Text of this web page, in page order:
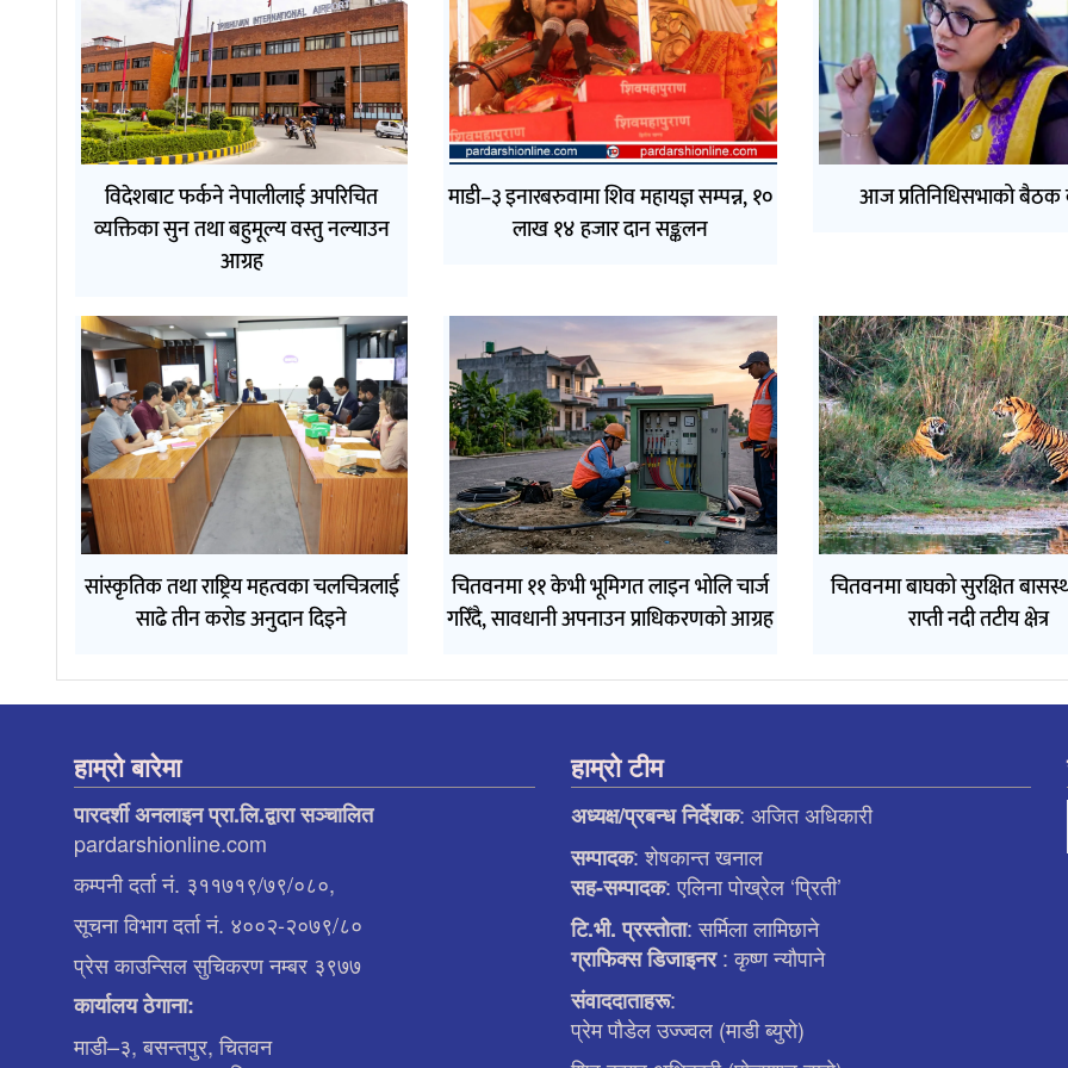
विदेशबाट फर्कने नेपालीलाई अपरिचित
व्यक्तिका सुन तथा बहुमूल्य वस्तु नल्याउन
आग्रह
माडी–३ इनारबरुवामा शिव महायज्ञ सम्पन्न, १०
लाख १४ हजार दान सङ्कलन
आज प्रतिनिधिसभाको बैठक
सांस्कृतिक तथा राष्ट्रिय महत्वका चलचित्रलाई
साढे तीन करोड अनुदान दिइने
चितवनमा ११ केभी भूमिगत लाइन भोलि चार्ज
गरिँदै, सावधानी अपनाउन प्राधिकरणको आग्रह
चितवनमा बाघको सुरक्षित
राप्ती नदी तटीय क्षेत्र
हाम्रो बारेमा
पारदर्शी अनलाइन प्रा.लि.द्वारा सञ्चालित
pardarshionline.com
कम्पनी दर्ता नं. ३११७१९/७९/०८०,
सूचना विभाग दर्ता नं. ४००२-२०७९/८०
प्रेस काउन्सिल सुचिकरण नम्बर ३९७७
कार्यालय ठेगाना:
माडी–३, बसन्तपुर, चितवन
हाम्रो टीम
अध्यक्ष/प्रबन्ध निर्देशक: अजित अधिकारी
सम्पादक: शेषकान्त खनाल
सह-सम्पादक: एलिना पाेख्रेल ‘प्रिती’
टि.भी. प्रस्ताेता: सर्मिला लामिछाने
ग्राफिक्स डिजाइनर: कृष्ण न्याैपाने
संवाददाताहरू:
प्रेम पौडेल उज्ज्वल (माडी ब्युरो)